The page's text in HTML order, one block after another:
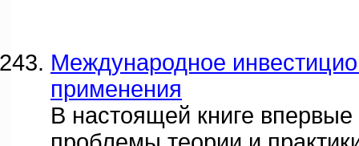
Международное
применения
В настоящей книге